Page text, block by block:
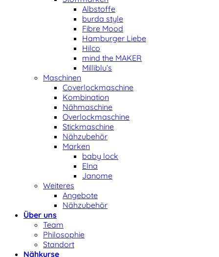
Albstoffe
burda style
Fibre Mood
Hamburger Liebe
Hilco
mind the MAKER
Milliblu’s
Maschinen
Coverlockmaschine
Kombination
Nähmaschine
Overlockmaschine
Stickmaschine
Nähzubehör
Marken
baby lock
Elna
Janome
Weiteres
Angebote
Nähzubehör
Über uns
Team
Philosophie
Standort
Nähkurse